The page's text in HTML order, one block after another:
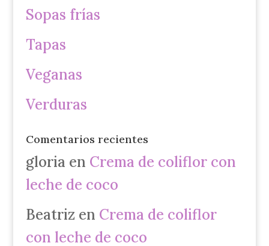
Sopas frías
Tapas
Veganas
Verduras
Comentarios recientes
gloria en Crema de coliflor con
leche de coco
Beatriz en Crema de coliflor
con leche de coco